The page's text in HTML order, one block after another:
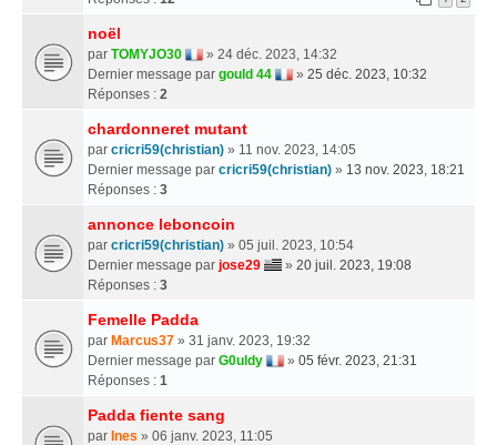
noël
par TOMYJO30
» 24 déc. 2023, 14:32
Dernier message par gould 44 » 25 déc. 2023, 10:32
Réponses : 2
chardonneret mutant
par cricri59(christian) » 11 nov. 2023, 14:05
Dernier message par cricri59(christian) » 13 nov. 2023, 18:21
Réponses : 3
annonce leboncoin
par cricri59(christian) » 05 juil. 2023, 10:54
Dernier message par jose29 » 20 juil. 2023, 19:08
Réponses : 3
Femelle Padda
par Marcus37 » 31 janv. 2023, 19:32
Dernier message par G0uldy » 05 févr. 2023, 21:31
Réponses : 1
Padda fiente sang
par Ines » 06 janv. 2023, 11:05